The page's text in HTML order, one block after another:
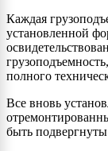
Каждая
установленной
полного
Все вновь
быть